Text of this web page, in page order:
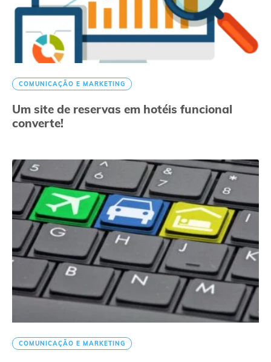
COMUNICAÇÃO E MARKETING
Um site de reservas em hotéis funcional
converte!
COMUNICAÇÃO E MARKETING